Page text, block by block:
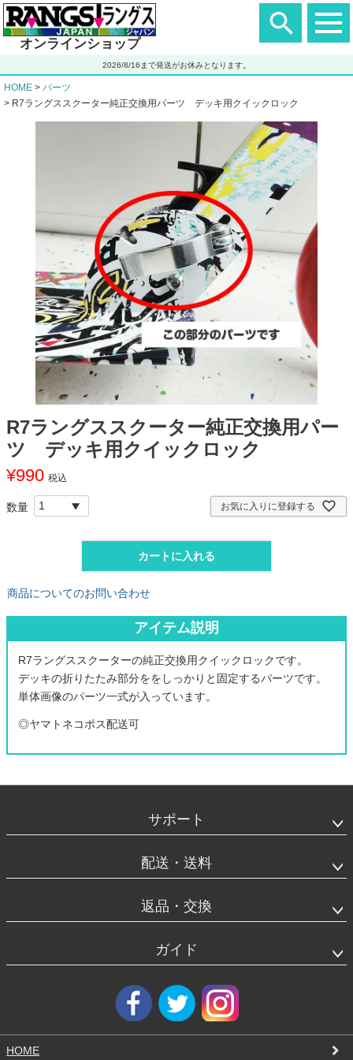
ヘ
ダ
エ
ア
オンラインショップ
2026/8/16まで発送がお休みとなります。
HOME
パーツ
R7ラングススクーター純正交換用パーツ デッキ用クイックロック
アイテム説明
R7ラングススクーターの純正交換用クイックロックです。
デッキの折りたたみ部分ををしっかりと固定するパーツです。
単体画像のパーツ一式が入っています。
◎ヤマトネコポス配送可
R7ラングススクーター純正交換用パー
ツ デッキ用クイックロック
¥990 税込
お気に入りに登録する
カートに入れる
商品についてのお問い合わせ
サポート
配送・送料
返品・交換
ガイド
HOME